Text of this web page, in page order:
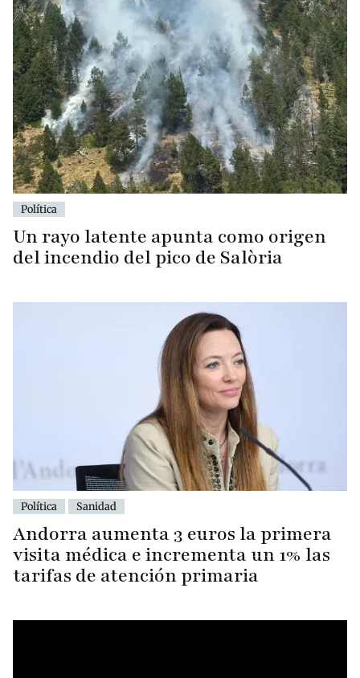
Política
Un rayo latente apunta como origen
del incendio del pico de Salòria
Política Sanidad
Andorra aumenta 3 euros la primera
visita médica e incrementa un 1% las
tarifas de atención primaria